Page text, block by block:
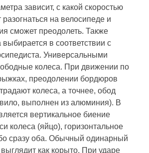
зависит, с какой скоростью
на велосипеде и
сможет преодолеть. Также
выбирается в соответствии с
Универсальными
колеса. При движении по
преодолении бордюров
колеса, а точнее, обод
выполнен из алюминия). В
вертикальное биение
колеса (яйцо), горизонтальное
сразу оба. Обычный одинарный
как корыто. При ударе